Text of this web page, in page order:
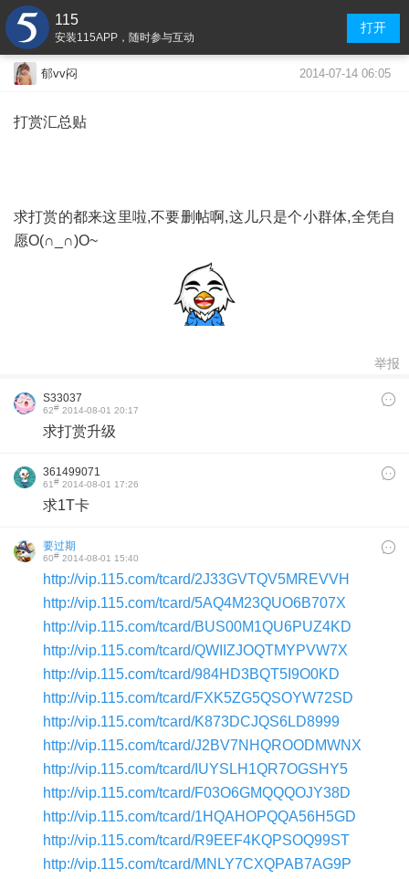
115
安装115APP，随时参与互动
打开
郁vv闷 2014-07-14 06:05
打赏汇总贴
求打赏的都来这里啦,不要删帖啊,这儿只是个小群体,全凭自
愿O(∩_∩)O~
举报
S33037
62# 2014-08-01 20:17
求打赏升级
361499071
61# 2014-08-01 17:26
求1T卡
要过期
60# 2014-08-01 15:40
http://vip.115.com/tcard/2J33GVTQV5MREVVH
http://vip.115.com/tcard/5AQ4M23QUO6B707X
http://vip.115.com/tcard/BUS00M1QU6PUZ4KD
http://vip.115.com/tcard/QWIIZJOQTMYPVW7X
http://vip.115.com/tcard/984HD3BQT5I9O0KD
http://vip.115.com/tcard/FXK5ZG5QSOYW72SD
http://vip.115.com/tcard/K873DCJQS6LD8999
http://vip.115.com/tcard/J2BV7NHQROODMWNX
http://vip.115.com/tcard/IUYSLH1QR7OGSHY5
http://vip.115.com/tcard/F03O6GMQQQOJY38D
http://vip.115.com/tcard/1HQAHOPQQA56H5GD
http://vip.115.com/tcard/R9EEF4KQPSOQ99ST
http://vip.115.com/tcard/MNLY7CXQPAB7AG9P